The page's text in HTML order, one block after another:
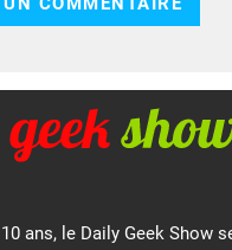
ans, le Daily Geek Show